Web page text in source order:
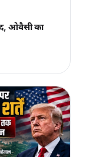
ओवैसी का